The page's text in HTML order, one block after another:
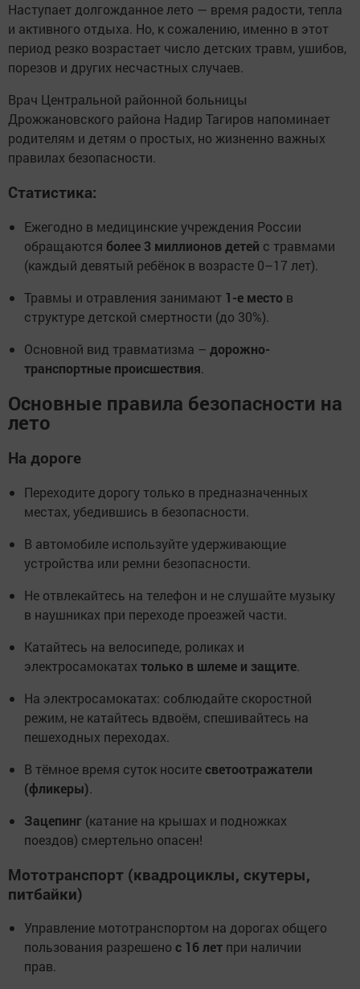
Наступает долгожданное лето — время радости, тепла
и активного отдыха. Но, к сожалению, именно в этот
период резко возрастает число детских травм, ушибов,
порезов и других несчастных случаев.
Врач Центральной районной больницы
Дрожжановского района Надир Тагиров напоминает
родителям и детям о простых, но жизненно важных
правилах безопасности.
Статистика:
Ежегодно в медицинские учреждения России
обращаются более 3 миллионов детей с травмами
(каждый девятый ребёнок в возрасте 0–17 лет).
Травмы и отравления занимают 1-е место в
структуре детской смертности (до 30%).
Основной вид травматизма – дорожно-
транспортные происшествия.
Основные правила безопасности на
лето
На дороге
Переходите дорогу только в предназначенных
местах, убедившись в безопасности.
В автомобиле используйте удерживающие
устройства или ремни безопасности.
Не отвлекайтесь на телефон и не слушайте музыку
в наушниках при переходе проезжей части.
Катайтесь на велосипеде, роликах и
электросамокатах только в шлеме и защите.
На электросамокатах: соблюдайте скоростной
режим, не катайтесь вдвоём, спешивайтесь на
пешеходных переходах.
В тёмное время суток носитесветоотражатели
(фликеры).
Зацепинг (катание на крышах и подножках
поездов) смертельно опасен!
Мототранспорт (квадроциклы, скутеры,
питбайки)
Управление мототранспортом на дорогах общего
пользования разрешено с 16 лет при наличии
прав.